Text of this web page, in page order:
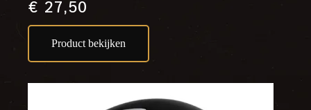
€27,50
Product bekijken